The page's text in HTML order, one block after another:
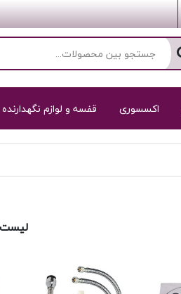
اکسسوری قفسه و لوازم نگهدارنده